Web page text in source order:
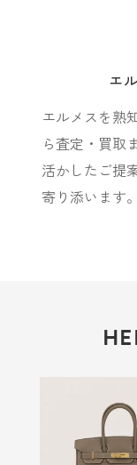
エ
エルメスを熟
ら査定・買取
活かしたご提
寄り添います。